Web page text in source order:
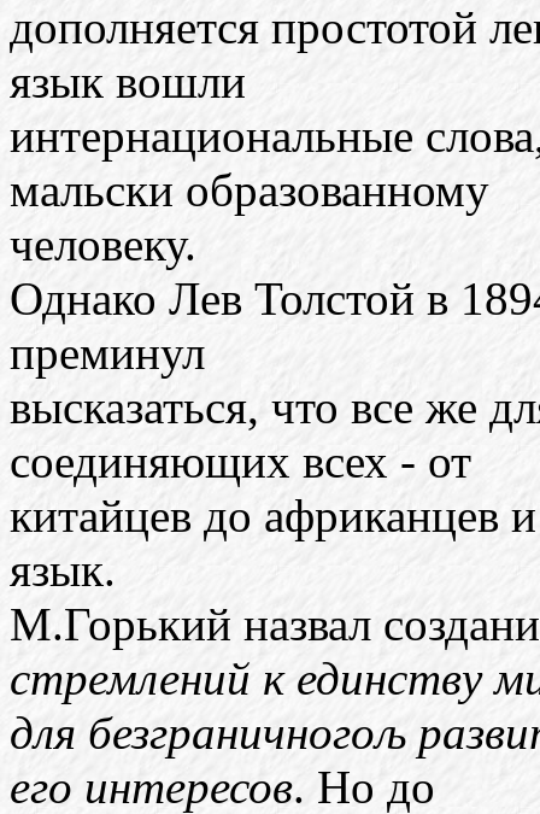
дополняется простотой
язык вошли
интернациональные
мальски образованному
человеку.
Однако Лев Толстой в
преминул
высказаться, что все же
соединяющих всех - от
китайцев до африканцев
язык.
М.Горький назвал
стремлений к единству
для безграничногољ
его интересов. Но до